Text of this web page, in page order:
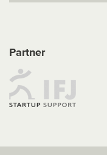
Partner